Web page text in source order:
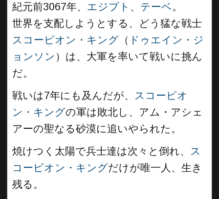
紀元前3067年、 エジプト 、 テーベ。
世界を支配しようとする、どう猛な戦士
スコーピオン・キング （ ドゥエイン・ジ
ョンソン ）は、大軍を率いて戦いに挑ん
だ。
戦いは7年にも及んだが、 スコーピオ
ン・キングの軍は敗北し、アム・アシェ
アーの聖なる砂漠に追いやられた。
焼けつく太陽で兵士達は次々と倒れ、 ス
コーピオン・キングだけが唯一人、生き
残る。